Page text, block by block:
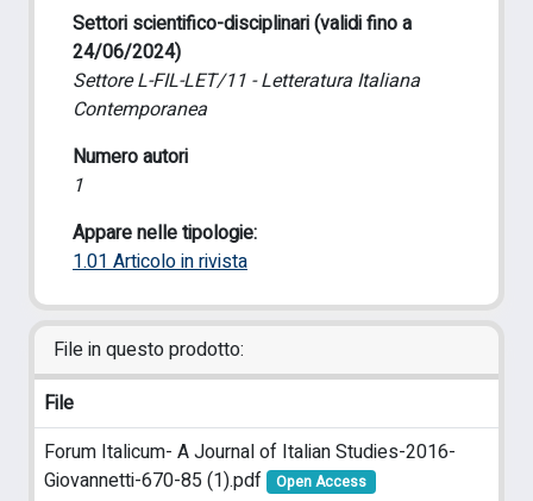
Settori scientifico-disciplinari (validi fino a
24/06/2024)
Settore L-FIL-LET/11 - Letteratura Italiana
Contemporanea
Numero autori
1
Appare nelle tipologie:
1.01 Articolo in rivista
File in questo prodotto:
File
Forum Italicum- A Journal of Italian Studies-2016-
Giovannetti-670-85 (1).pdf
Open Access